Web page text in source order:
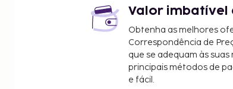
Vail Valley Medical Center - 1,7 km/1 mi
Gerald Ford Amphitheater - 1,7 km/1,1 mi
Sonnenalp - 2,1 km/1,3 mi
Chaos Canyon - 2,2 km/1,4 mi
Os aeroportos mais próximos são:
Vail, Colorado (EGE-Aeroporto Regional de
Valor imbatível
Obtenha as melhores
Correspondência de
que se adequam às
principais métodos de
e fácil.